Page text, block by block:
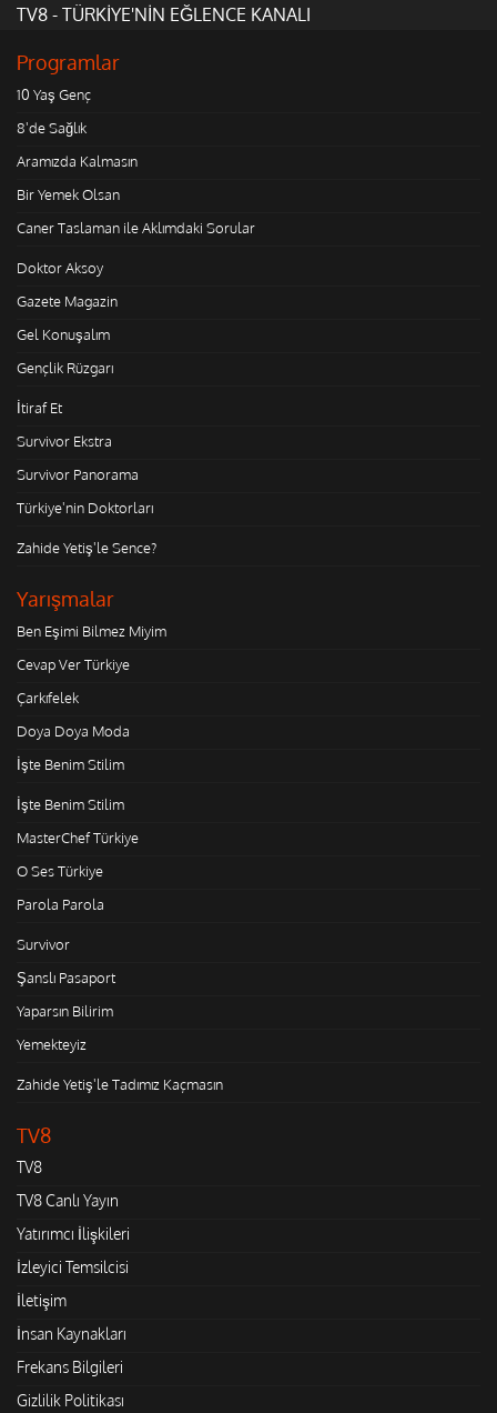
TV8 - TÜRKİYE'NİN EĞLENCE KANALI
Programlar
10 Yaş Genç
8'de Sağlık
Aramızda Kalmasın
Bir Yemek Olsan
Caner Taslaman ile Aklımdaki Sorular
Doktor Aksoy
Gazete Magazin
Gel Konuşalım
Gençlik Rüzgarı
İtiraf Et
Survivor Ekstra
Survivor Panorama
Türkiye'nin Doktorları
Zahide Yetiş'le Sence?
Yarışmalar
Ben Eşimi Bilmez Miyim
Cevap Ver Türkiye
Çarkıfelek
Doya Doya Moda
İşte Benim Stilim
İşte Benim Stilim
MasterChef Türkiye
O Ses Türkiye
Parola Parola
Survivor
Şanslı Pasaport
Yaparsın Bilirim
Yemekteyiz
Zahide Yetiş'le Tadımız Kaçmasın
TV8
TV8
TV8 Canlı Yayın
Yatırımcı İlişkileri
İzleyici Temsilcisi
İletişim
İnsan Kaynakları
Frekans Bilgileri
Gizlilik Politikası